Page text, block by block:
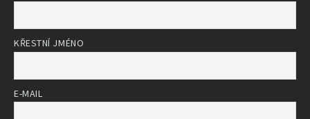
KŘESTNÍ JMÉNO
E-MAIL